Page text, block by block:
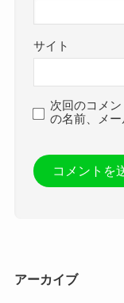
サイト
次回のコメ
の名前、メー
アーカイブ